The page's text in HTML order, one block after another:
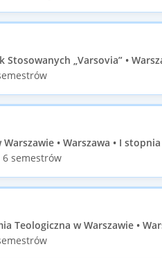
Stosowanych „Varsovia” •
• Warszawa • I stopnia
semestrów
Teologiczna w Warszawie •